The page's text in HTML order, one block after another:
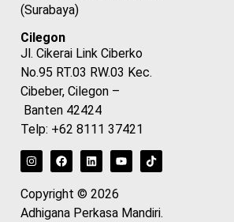
(Surabaya)
Cilegon
Jl. Cikerai Link Ciberko
No.95 RT.03 RW.03 Kec.
Cibeber, Cilegon –
Banten 42424
Telp: +62 8111 37421
Copyright © 2026
Adhigana Perkasa Mandiri.